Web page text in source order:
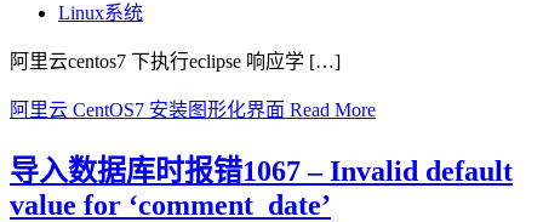
Linux系统
阿里云centos7 下执行eclipse 响应学 […]
阿里云 CentOS7 安装图形化界面 Read More
导入数据库时报错1067 – Invalid default
value for ‘comment_date’